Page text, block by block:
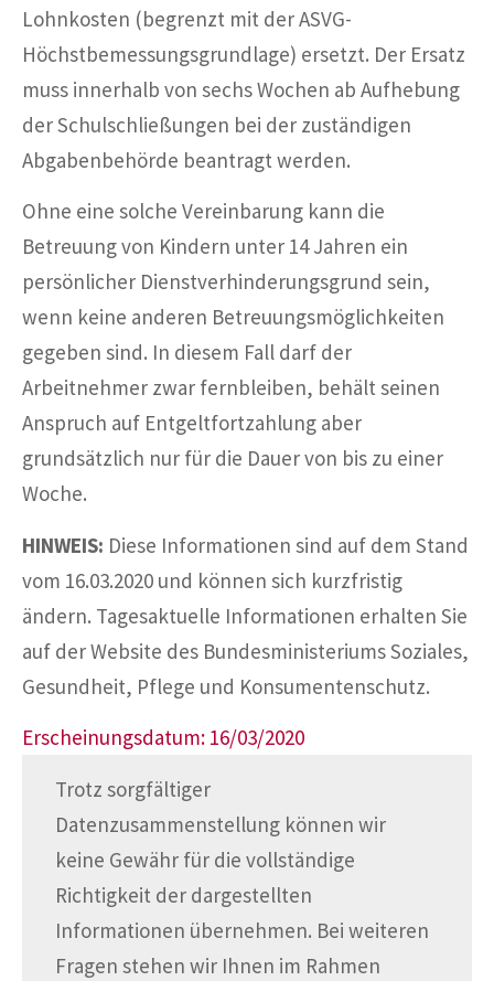
Lohnkosten (begrenzt mit der ASVG-
Höchstbemessungsgrundlage) ersetzt. Der Ersatz
muss innerhalb von sechs Wochen ab Aufhebung
der Schulschließungen bei der zuständigen
Abgabenbehörde beantragt werden.
Ohne eine solche Vereinbarung kann die
Betreuung von Kindern unter 14 Jahren ein
persönlicher Dienstverhinderungsgrund sein,
wenn keine anderen Betreuungsmöglichkeiten
gegeben sind. In diesem Fall darf der
Arbeitnehmer zwar fernbleiben, behält seinen
Anspruch auf Entgeltfortzahlung aber
grundsätzlich nur für die Dauer von bis zu einer
Woche.
HINWEIS: Diese Informationen sind auf dem Stand
vom 16.03.2020 und können sich kurzfristig
ändern. Tagesaktuelle Informationen erhalten Sie
auf der Website des Bundesministeriums Soziales,
Gesundheit, Pflege und Konsumentenschutz.
Erscheinungsdatum: 16/03/2020
Trotz sorgfältiger
Datenzusammenstellung können wir
keine Gewähr für die vollständige
Richtigkeit der dargestellten
Informationen übernehmen. Bei weiteren
Fragen stehen wir Ihnen im Rahmen